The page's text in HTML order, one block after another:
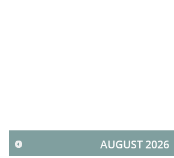
AUGUST2026